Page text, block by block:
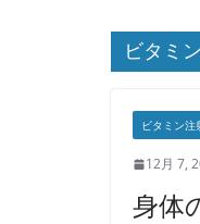
ビタミ
ビタミン注
12月 7,
身体